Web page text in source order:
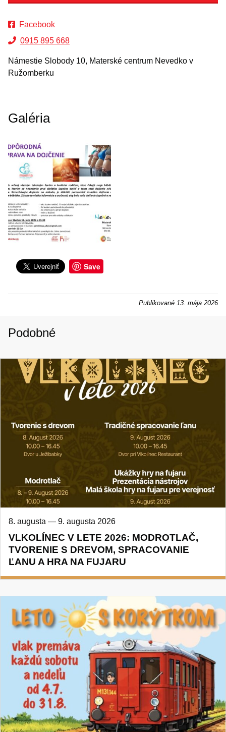
Facebook
0915 895 668
Námestie Slobody 10, Materské centrum Nevedko v
Ružomberku
Galéria
Save
Publikované 13. mája 2026
Podobné
VLKOLÍNEC V LETE 2026: MODROTLAČ,
TVORENIE S DREVOM, SPRACOVANIE
ĽANU A HRA NA FUJARU
8. augusta — 9. augusta 2026